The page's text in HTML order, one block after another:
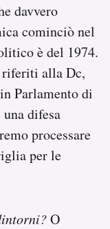
davvero
cominciò nel
è del 1974.
riferiti alla Dc,
Parlamento di
difesa
processare
per le
O